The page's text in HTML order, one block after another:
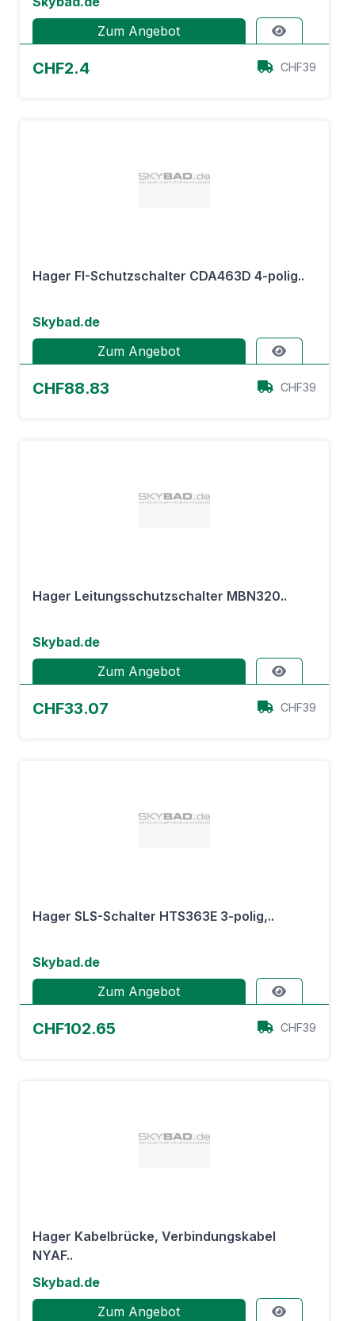
Zum Angebot
CHF2.4 CHF39
Hager FI-Schutzschalter CDA463D 4-polig..
Skybad.de
Zum Angebot
CHF88.83 CHF39
Hager Leitungsschutzschalter MBN320..
Skybad.de
Zum Angebot
CHF33.07 CHF39
Hager SLS-Schalter HTS363E 3-polig,..
Skybad.de
Zum Angebot
CHF102.65 CHF39
Hager Kabelbrücke, Verbindungskabel
NYAF..
Skybad.de
Zum Angebot